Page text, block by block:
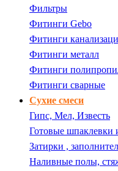
Фильтры
Фитинги Gebo
Фитинги
Фитинги металл
Фитинги
Фитинги сварные
Сухие смеси
Гипс, Мел, Известь
Готовые шпаклевки
Затирки ,
Наливные полы,